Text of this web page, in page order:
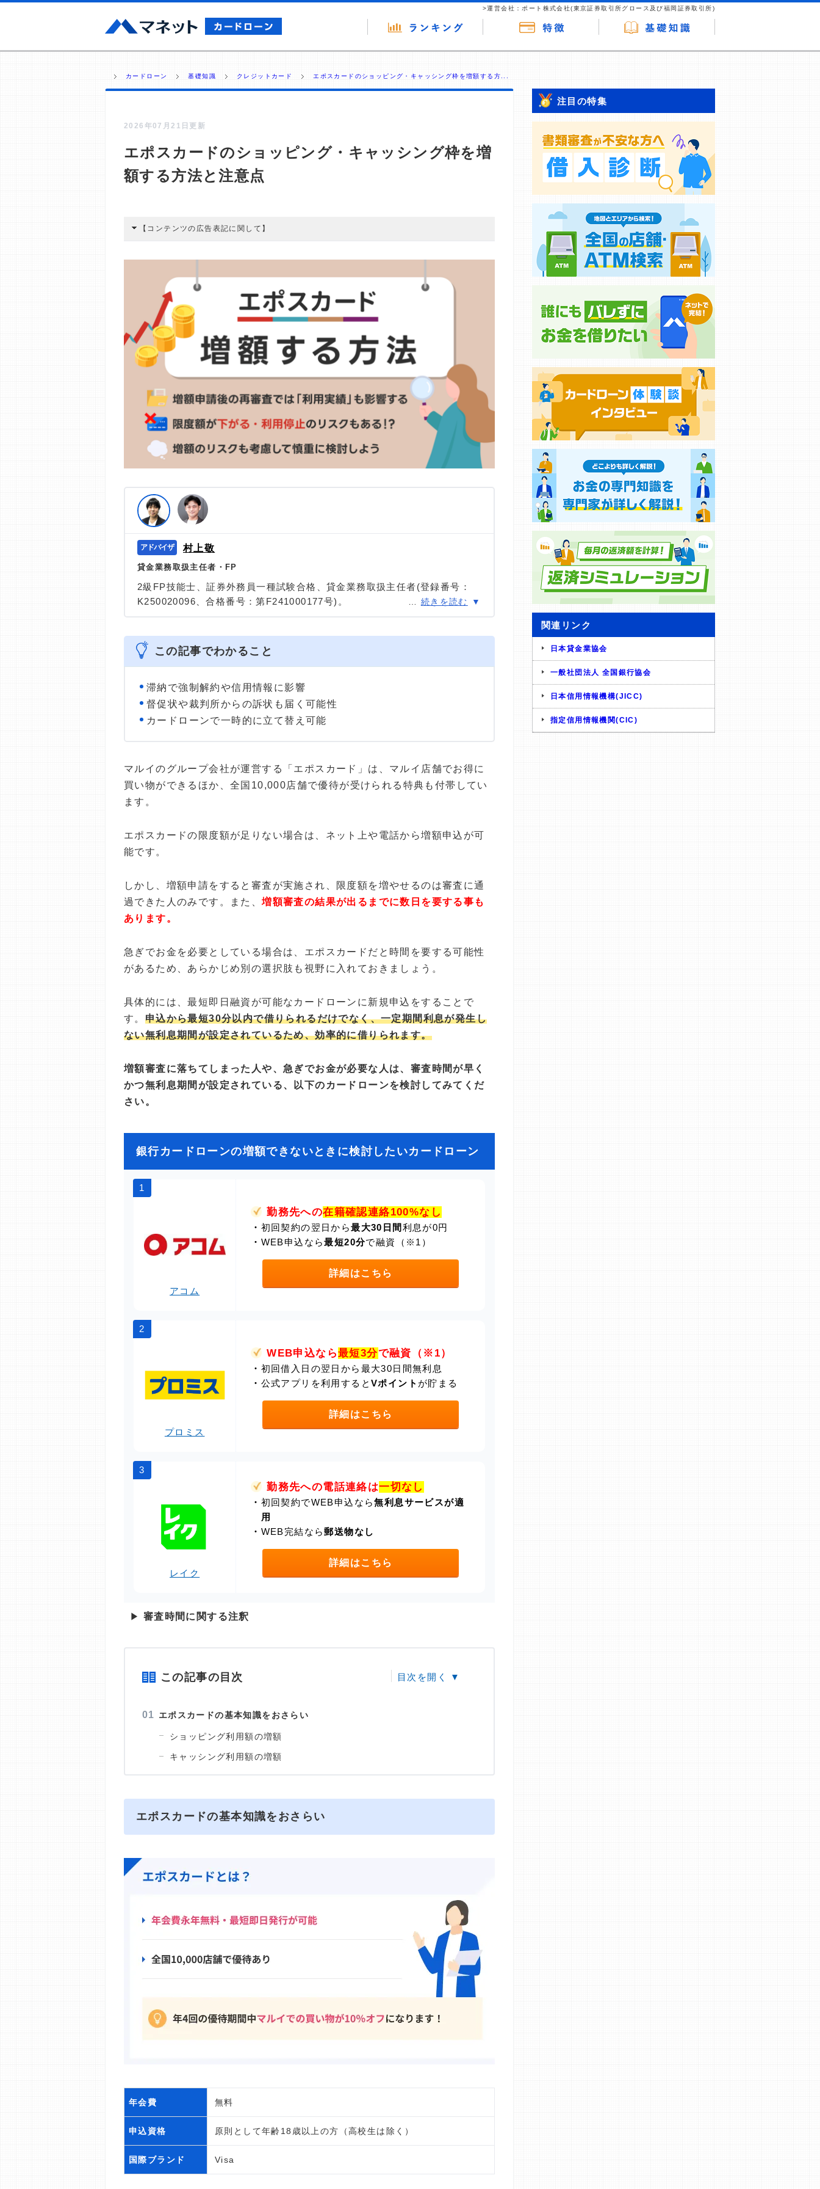
>運営会社：ポート株式会社(東京証券取引所グロース及び福岡証券取引所)
カードローン 基礎知識 クレジットカード エポスカードのショッピング・キャッシング枠を増額する方...
2026年07月21日更新
エポスカードのショッピング・キャッシング枠を増
額する方法と注意点
【コンテンツの広告表記に関して】
>提携企業一覧
村上敬
貸金業務取扱主任者・FP
2級FP技能士、証券外務員一種試験合格、貸金業務取扱主任者(登録番号：
K250020096、合格番号：第F241000177号)。
は計2000本以上。ローン利用者へのインタビューなども多数実施し、専門知
識と事実に基づいた信頼性の高い情報発信を心がけている。
… 続きを読む
この記事でわかること
滞納で強制解約や信用情報に影響
督促状や裁判所からの訴状も届く可能性
カードローンで一時的に立て替え可能
マルイのグループ会社が運営する「エポスカード」は、マルイ店舗でお得に
買い物ができるほか、全国10,000店舗で優待が受けられる特典も付帯してい
ます。
エポスカードの限度額が足りない場合は、ネット上や電話から増額申込が可
能です。
しかし、増額申請をすると審査が実施され、限度額を増やせるのは審査に通
過できた人のみです。また、増額審査の結果が出るまでに数日を要する事も
あります。
急ぎでお金を必要としている場合は、エポスカードだと時間を要する可能性
があるため、あらかじめ別の選択肢も視野に入れておきましょう。
具体的には、最短即日融資が可能なカードローンに新規申込をすることで
す。 申込から最短30分以内で借りられるだけでなく、一定期間利息が発生し
ない無利息期間が設定されているため、効率的に借りられます。
増額審査に落ちてしまった人や、急ぎでお金が必要な人は、審査時間が早く
かつ無利息期間が設定されている、以下のカードローンを検討してみてくだ
さい。
銀行カードローンの増額できないときに検討したいカードローン
1
アコム
勤務先への在籍確認連絡100%なし
・ 初回契約の翌日から最大30日間 利息が0円
・ WEB申込なら最短20分で融資（※1）
詳細はこちら
2
プロミス
WEB申込なら最短3分で融資（※1）
・ 初回借入日の翌日から最大30日間無利息
・ 公式アプリを利用するとVポイント が貯まる
詳細はこちら
3
レイク
勤務先への電話連絡は一切なし
・ 初回契約でWEB申込なら無利息サービスが適
用
・ WEB完結なら郵送物なし
詳細はこちら
▶ 審査時間に関する注釈
この記事の目次
エポスカードの基本知識をおさらい
ショッピング利用額の増額
キャッシング利用額の増額
エポスカードの基本知識をおさらい
年会費 無料
申込資格 原則として年齢18歳以上の方（高校生は除く）
国際ブランド Visa
注目の特集
関連リンク
日本貸金業協会
一般社団法人 全国銀行協会
日本信用情報機構(JICC)
指定信用情報機関(CIC)